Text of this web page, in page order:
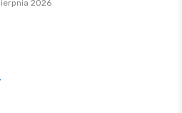
2026